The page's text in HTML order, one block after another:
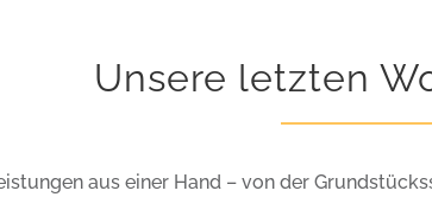
Unsere letzten
aus einer Hand – von der